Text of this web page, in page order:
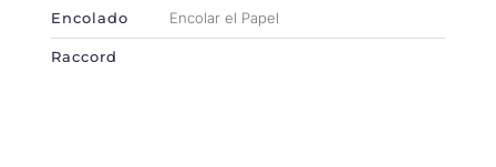
Encolado Encolar el Papel
Raccord